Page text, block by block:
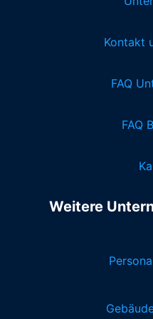
Kontakt
FAQ
FAQ
Weitere